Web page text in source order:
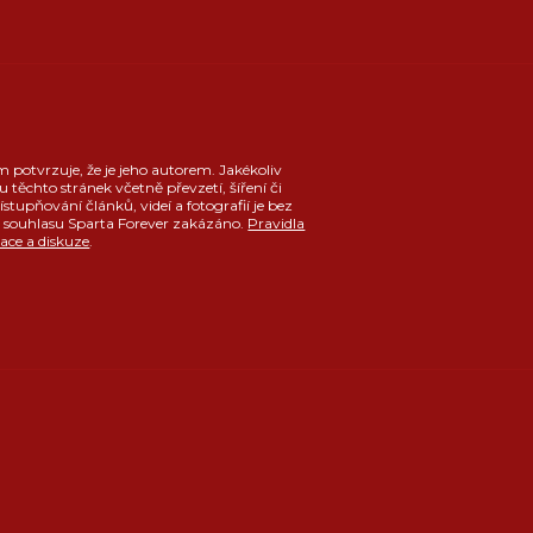
potvrzuje, že je jeho autorem. Jakékoliv
těchto stránek včetně převzetí, šíření či
článků, videí a fotografií je bez
Sparta Forever zakázáno. Pravidla
a diskuze.